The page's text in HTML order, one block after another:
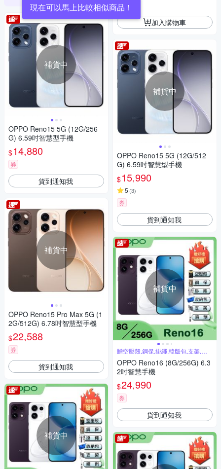
現在可以馬上比較相似商品！
補貨中
OPPO Reno15 5G (12G/256
G) 6.59吋智慧型手機
$14,880
券
貨到通知我
補貨中
OPPO Reno15 Pro Max 5G (1
2G/512G) 6.78吋智慧型手機
$22,588
券
貨到通知我
補貨中
券
加入購物車
補貨中
OPPO Reno15 5G (12G/512
G) 6.59吋智慧型手機
$15,990
5 (3)
券
貨到通知我
補貨中
贈空壓殼,鋼保,掛繩,韓版包,支架,噴
劑
OPPO Reno16 (8G/256G) 6.3
2吋智慧手機
$24,990
券
貨到通知我